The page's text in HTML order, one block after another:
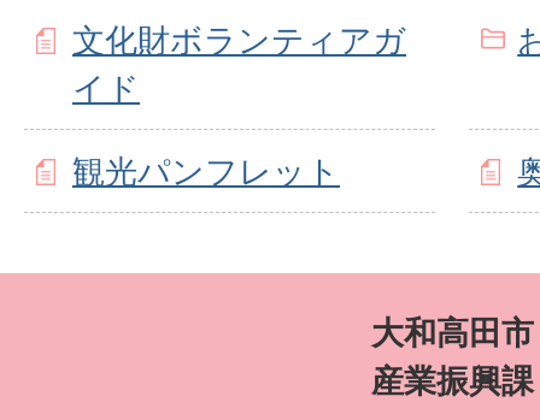
文化財ボランティアガ
イド
観光パンフレット
大和高田市
産業振興課